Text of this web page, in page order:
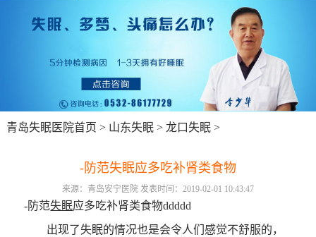
青岛失眠医院首页 > 山东失眠> 龙口失眠>
-防范失眠应多吃补肾类食物
来源：青岛安宁医院 发表时间：2019-02-01 10:43:47
-防范失眠应多吃补肾类食物ddddd
出现了失眠的情况也是会令人们感觉不舒服的，